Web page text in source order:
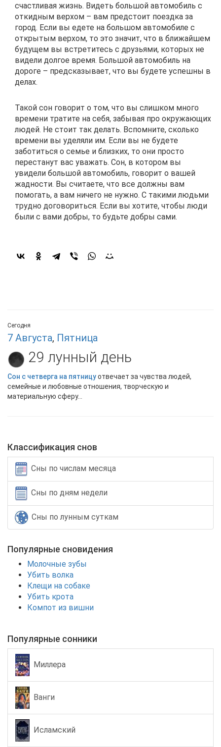
счастливая жизнь. Видеть большой автомобиль с
откидным верхом – вам предстоит поездка за
город. Если вы едете на большом автомобиле с
открытым верхом, то это значит, что в ближайшем
будущем вы встретитесь с друзьями, которых не
видели долгое время. Большой автомобиль на
дороге – предсказывает, что вы будете успешны в
делах.
Такой сон говорит о том, что вы слишком много
времени тратите на себя, забывая про окружающих
людей. Не стоит так делать. Вспомните, сколько
времени вы уделяли им. Если вы не будете
заботиться о семье и близких, то они просто
перестанут вас уважать. Сон, в котором вы
увидели большой автомобиль, говорит о вашей
жадности. Вы считаете, что все должны вам
помогать, а вам ничего не нужно. С такими людьми
трудно договориться. Если вы хотите, чтобы люди
были с вами добры, то будьте добры сами.
Сегодня
7 Августа, Пятница
29 лунный день
Сон с четверга на пятницуотвечает за чувства людей,
семейные и любовные отношения, творческую и
материальную сферу...
Классификация снов
Сны по числам месяца
Сны по дням недели
Сны по лунным суткам
Популярные сновидения
Молочные зубы
Убить волка
Клещи на собаке
Убить крота
Компот из вишни
Популярные сонники
Миллера
Ванги
Исламский